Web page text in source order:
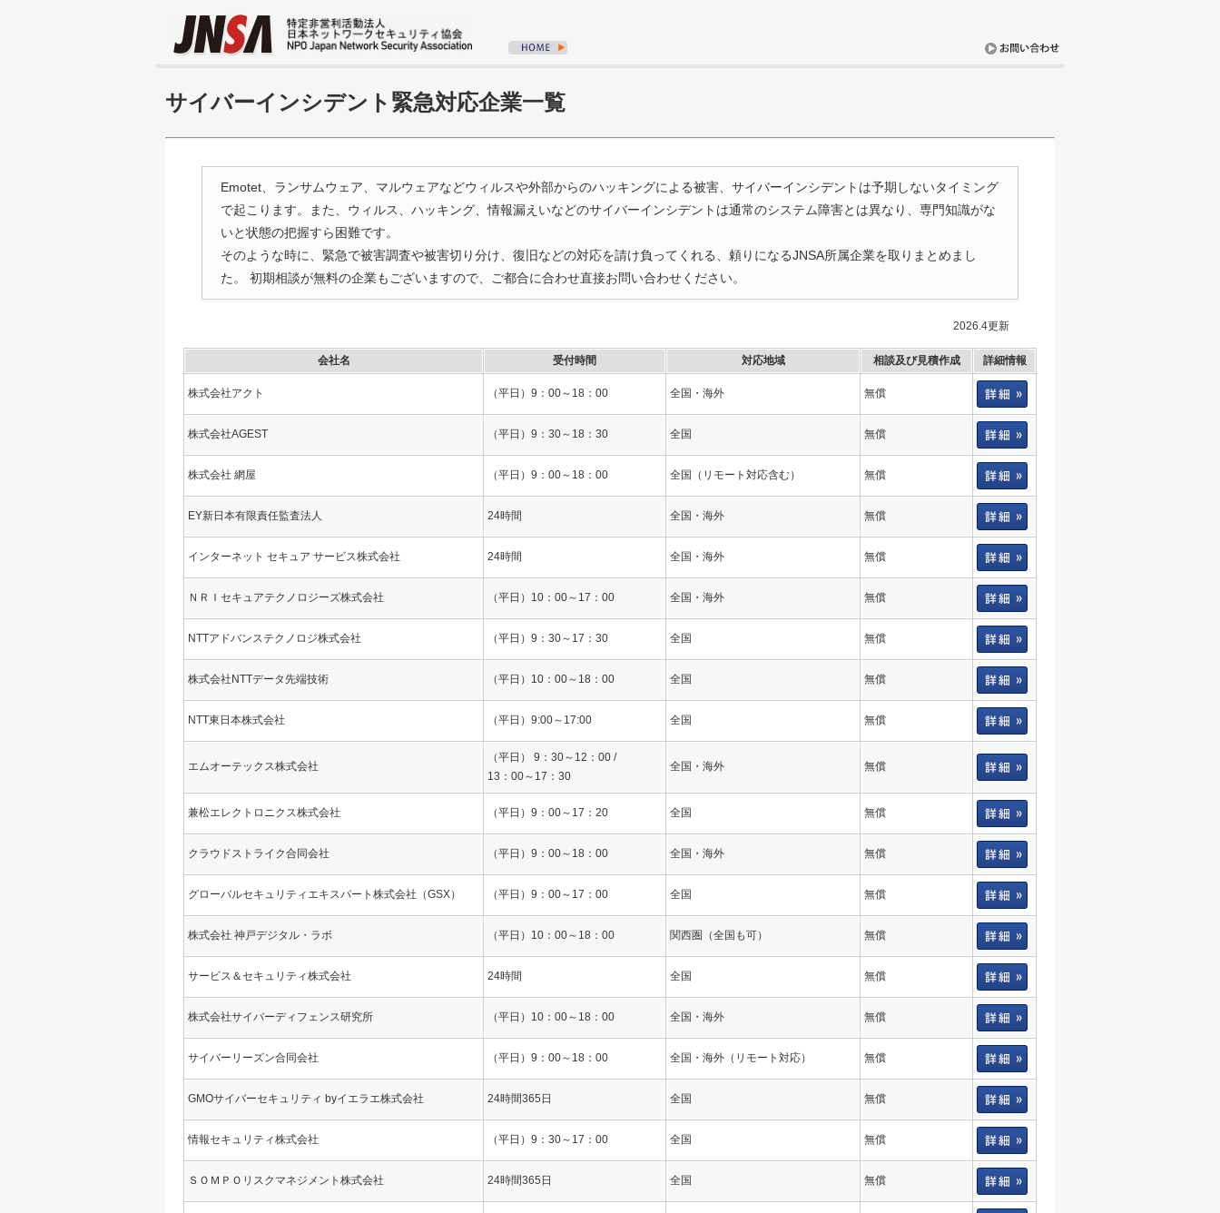
サイバーインシデント緊急対応企業一覧
Emotet、ランサムウェア、マルウェアなどウィルスや外部からのハッキングによる被害、サイバーインシデントは予期しないタイミング
で起こります。また、ウィルス、ハッキング、情報漏えいなどのサイバーインシデントは通常のシステム障害とは異なり、専門知識がな
いと状態の把握すら困難です。
そのような時に、緊急で被害調査や被害切り分け、復旧などの対応を請け負ってくれる、頼りになるJNSA所属企業を取りまとめまし
た。 初期相談が無料の企業もございますので、ご都合に合わせ直接お問い合わせください。
2026.4更新
会社名 受付時間 対応地域 相談及び見積作成 詳細情報
株式会社アクト （平日）9：00～18：00 全国・海外 無償
株式会社AGEST （平日）9：30～18：30 全国 無償
株式会社 網屋 （平日）9：00～18：00 全国（リモート対応含む） 無償
EY新日本有限責任監査法人 24時間 全国・海外 無償
インターネット セキュア サービス株式会社 24時間 全国・海外 無償
ＮＲＩセキュアテクノロジーズ株式会社 （平日）10：00～17：00 全国・海外 無償
NTTアドバンステクノロジ株式会社 （平日）9：30～17：30 全国 無償
株式会社NTTデータ先端技術 （平日）10：00～18：00 全国 無償
NTT東日本株式会社 （平日）9:00～17:00 全国 無償
エムオーテックス株式会社
（平日） 9：30～12：00 /
13：00～17：30
全国・海外 無償
兼松エレクトロニクス株式会社 （平日）9：00～17：20 全国 無償
クラウドストライク合同会社 （平日）9：00～18：00 全国・海外 無償
グローバルセキュリティエキスパート株式会社（GSX） （平日）9：00～17：00 全国 無償
株式会社 神戸デジタル・ラボ （平日）10：00～18：00 関西圏（全国も可） 無償
サービス＆セキュリティ株式会社 24時間 全国 無償
株式会社サイバーディフェンス研究所 （平日）10：00～18：00 全国・海外 無償
サイバーリーズン合同会社 （平日）9：00～18：00 全国・海外（リモート対応） 無償
GMOサイバーセキュリティ byイエラエ株式会社 24時間365日 全国 無償
情報セキュリティ株式会社 （平日）9：30～17：00 全国 無償
ＳＯＭＰＯリスクマネジメント株式会社 24時間365日 全国 無償